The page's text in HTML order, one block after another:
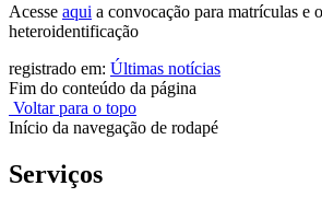
Acesse aqui a convocação para matrículas e
heteroidentificação
registrado em: Últimas notícias
Fim do conteúdo da página
Voltar para o topo
Início da navegação de rodapé
Serviços